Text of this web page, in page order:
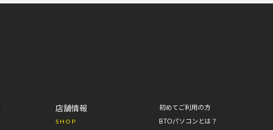
店舗情報
SHOP
初めてご利用の方
BTOパソコンとは？